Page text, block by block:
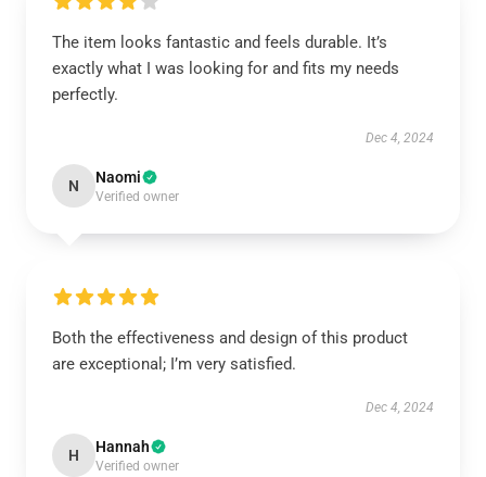
The item looks fantastic and feels durable. It’s
exactly what I was looking for and fits my needs
perfectly.
Dec 4, 2024
N Naomi
Verified owner
Both the effectiveness and design of this product
are exceptional; I’m very satisfied.
Dec 4, 2024
H Hannah
Verified owner